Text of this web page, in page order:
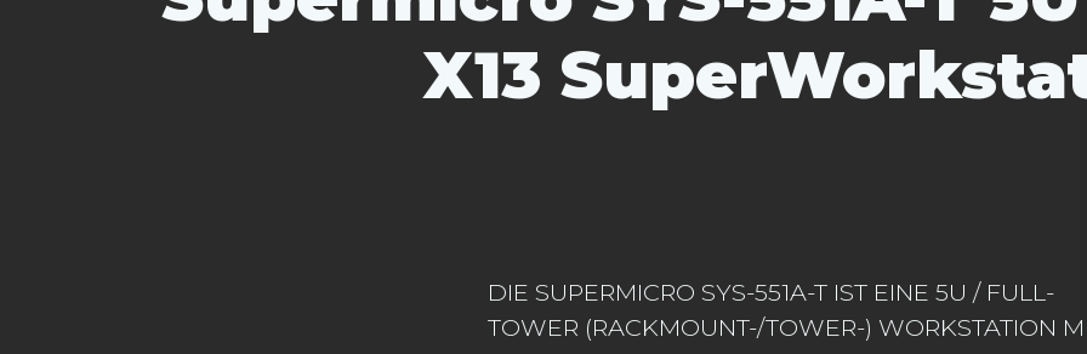
X13
DIE SUPERMICRO SYS-551A-T IST EINE 5U / FULL-
TOWER (RACKMOUNT-/TOWER-) WORKSTATION